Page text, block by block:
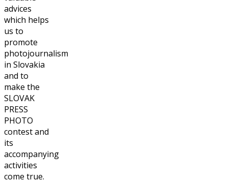
advices
which helps
us to
promote
photojournalism
in Slovakia
and to
make the
SLOVAK
PRESS
PHOTO
contest and
its
accompanying
activities
come true.